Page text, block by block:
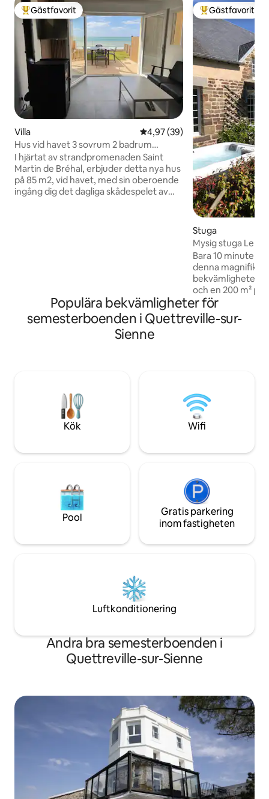
Populär gästfavorit
Gästfavorit
Villa 4,97 av 5 i genomsnittligt
4,97 (39)
Hus vid havet 3 sovrum 2 badrum
inhägnad trädgård
I hjärtat av strandpromenaden Saint
Martin de Bréhal, erbjuder detta nya hus
på 85 m2, vid havet, med sin oberoende
ingång dig det dagliga skådespelet av
tennis och golf.
Populär
Gästfavorit
Stuga
Mysig stuga Le Giré med spa 10 m från
havet
Bara 10 minuter
denna magnifika
bekvämligheter,
och en 200 m²
På
utrustat kök, ett
dubbelsäng, ett
kökshanddukar
välkomna.
Populära bekvämligheter för
semesterboenden i Quettreville-sur-
Sienne
Kök Wifi
Pool
Gratis parkering
inom fastigheten
Luftkonditionering
Andra bra semesterboenden i
Quettreville-sur-Sienne